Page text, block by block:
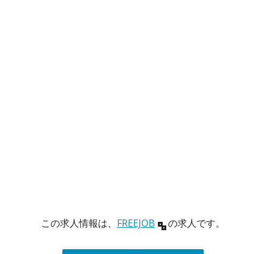
この求人情報は、 FREEJOB の求人です。